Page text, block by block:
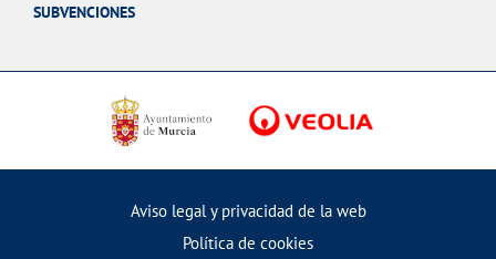
SUBVENCIONES
Aviso legal y privacidad de la web
Política de cookies